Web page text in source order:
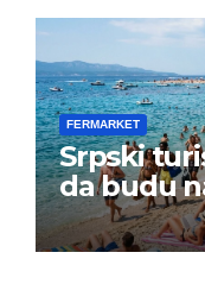
FERMARKET
Srpski
da budu